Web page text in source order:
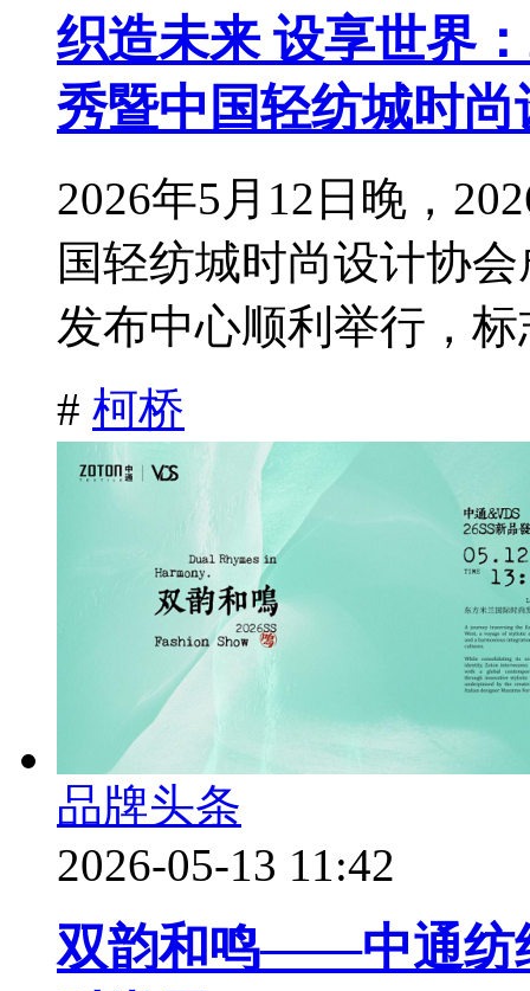
织造未来 设享世界
秀暨中国轻纺城时
2026年5月12日晚，
国轻纺城时尚设计协
发布中心顺利举行，标
# 柯桥
品牌头条
2026-05-13 11:42
双韵和鸣——中通纺